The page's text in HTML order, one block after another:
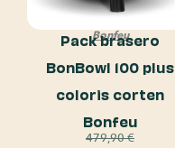
Bonfeu
Pack brasero
BonBowl 100 plus
coloris corten
Bonfeu
479,90€